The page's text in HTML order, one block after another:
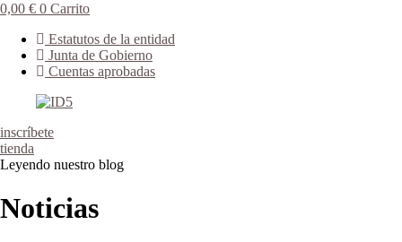
0,00 € 0 Carrito
Estatutos de la entidad
Junta de Gobierno
Cuentas aprobadas
inscríbete
tienda
Leyendo nuestro blog
Noticias